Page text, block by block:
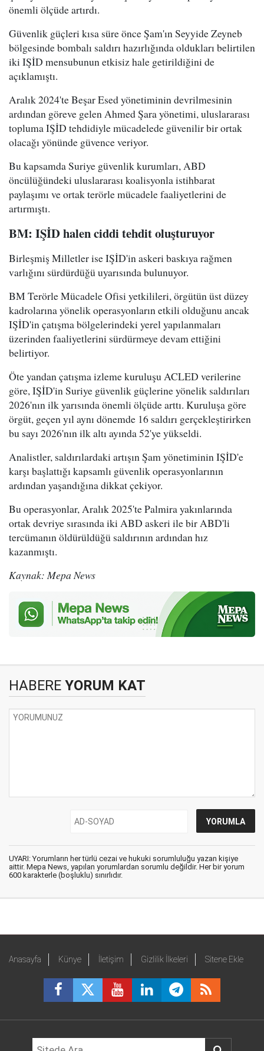
önemli ölçüde artırdı.
Güvenlik güçleri kısa süre önce Şam'ın Seyyide Zeyneb
bölgesinde bombalı saldırı hazırlığında oldukları belirtilen
iki IŞİD mensubunun etkisiz hale getirildiğini de
açıklamıştı.
Aralık 2024'te Beşar Esed yönetiminin devrilmesinin
ardından göreve gelen Ahmed Şara yönetimi, uluslararası
topluma IŞİD tehdidiyle mücadelede güvenilir bir ortak
olacağı yönünde güvence veriyor.
Bu kapsamda Suriye güvenlik kurumları, ABD
öncülüğündeki uluslararası koalisyonla istihbarat
paylaşımı ve ortak terörle mücadele faaliyetlerini de
artırmıştı.
BM: IŞİD halen ciddi tehdit oluşturuyor
Birleşmiş Milletler ise IŞİD'in askeri baskıya rağmen
varlığını sürdürdüğü uyarısında bulunuyor.
BM Terörle Mücadele Ofisi yetkilileri, örgütün üst düzey
kadrolarına yönelik operasyonların etkili olduğunu ancak
IŞİD'in çatışma bölgelerindeki yerel yapılanmaları
üzerinden faaliyetlerini sürdürmeye devam ettiğini
belirtiyor.
Öte yandan çatışma izleme kuruluşu ACLED verilerine
göre, IŞİD'in Suriye güvenlik güçlerine yönelik saldırıları
2026'nın ilk yarısında önemli ölçüde arttı. Kuruluşa göre
örgüt, geçen yıl aynı dönemde 16 saldırı gerçekleştirirken
bu sayı 2026'nın ilk altı ayında 52'ye yükseldi.
Analistler, saldırılardaki artışın Şam yönetiminin IŞİD'e
karşı başlattığı kapsamlı güvenlik operasyonlarının
ardından yaşandığına dikkat çekiyor.
Bu operasyonlar, Aralık 2025'te Palmira yakınlarında
ortak devriye sırasında iki ABD askeri ile bir ABD'li
tercümanın öldürüldüğü saldırının ardından hız
kazanmıştı.
Kaynak: Mepa News
HABERE YORUM KAT
UYARI: Yorumların her türlü cezai ve hukuki sorumluluğu yazan kişiye
aittir. Mepa News, yapılan yorumlardan sorumlu değildir. Her bir yorum
600 karakterle (boşluklu) sınırlıdır.
Anasayfa Künye İletişim Gizlilik İlkeleri Sitene Ekle